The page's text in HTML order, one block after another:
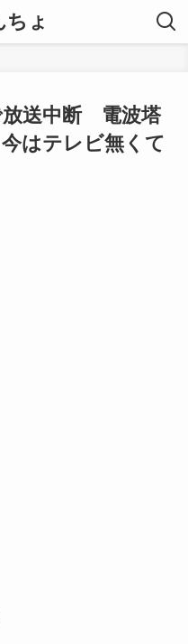
ちょ
放送中断 電波塔
はテレビ無くて